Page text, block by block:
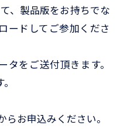
、製品版をお持ちでな
ードしてご参加くださ
タをご送付頂きます。
お申込みください。